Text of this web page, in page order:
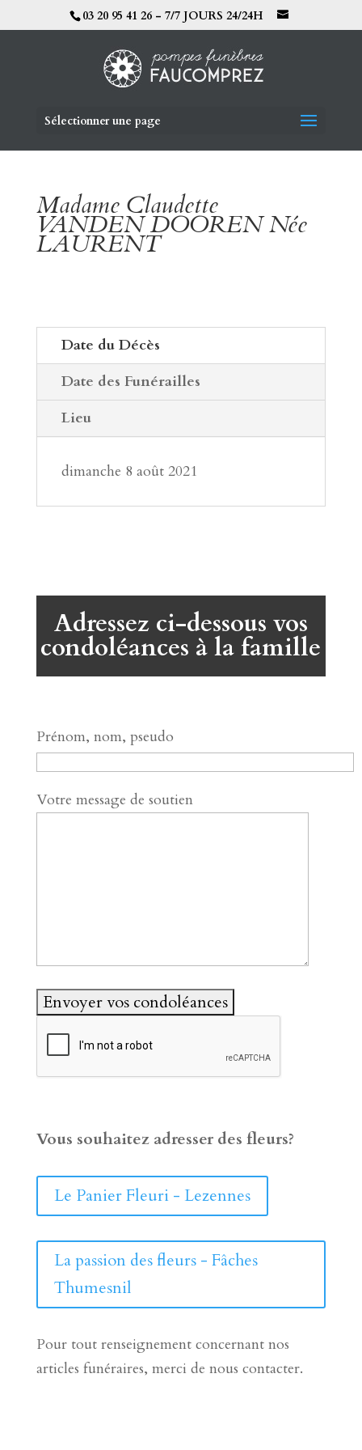
03 20 95 41 26 - 7/7 JOURS 24/24H
Sélectionner une page
Madame Claudette
VANDEN DOOREN Née
LAURENT
Date du Décès
Date des Funérailles
Lieu
dimanche 8 août 2021
Adressez ci-dessous vos
condoléances à la famille
Prénom, nom, pseudo
Votre message de soutien
Vous souhaitez adresser des fleurs?
Le Panier Fleuri - Lezennes
La passion des fleurs - Fâches
Thumesnil
Pour tout renseignement concernant nos
articles funéraires, merci de nous contacter.